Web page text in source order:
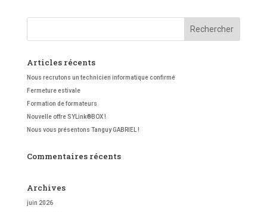
Articles récents
Nous recrutons un technicien informatique confirmé
Fermeture estivale
Formation de formateurs
Nouvelle offre SYLink®BOX !
Nous vous présentons Tanguy GABRIEL !
Commentaires récents
Archives
juin 2026